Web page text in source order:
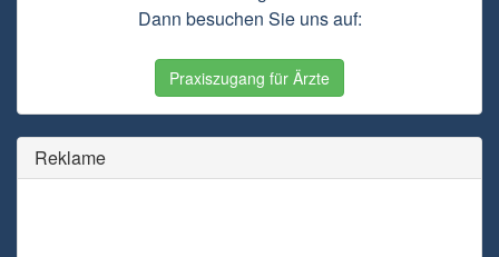
Dann besuchen Sie uns auf:
Praxiszugang für Ärzte
Reklame